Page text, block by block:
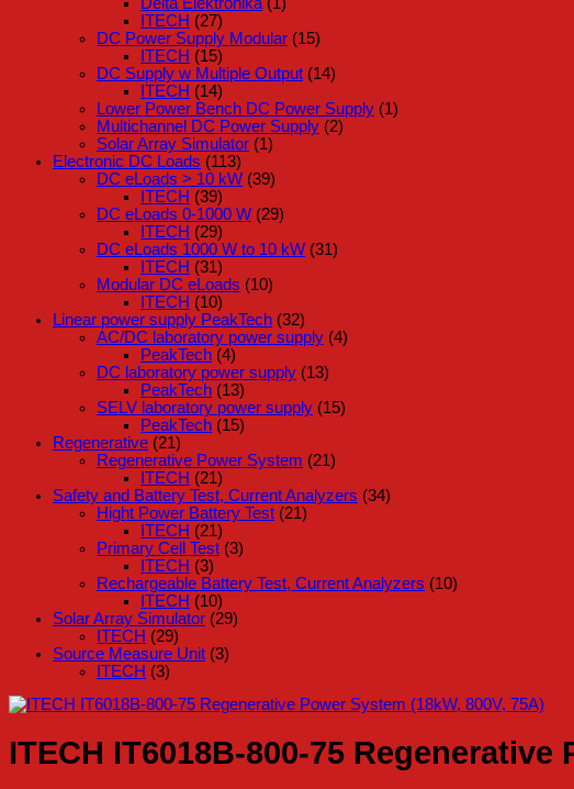
ITECH (27)
DC Power Supply Modular (15)
ITECH (15)
DC Supply w Multiple Output (14)
ITECH (14)
Lower Power Bench DC Power Supply (1)
Multichannel DC Power Supply (2)
Solar Array Simulator (1)
Electronic DC Loads (113)
DC eLoads > 10 kW (39)
ITECH (39)
DC eLoads 0-1000 W (29)
ITECH (29)
DC eLoads 1000 W to 10 kW (31)
ITECH (31)
Modular DC eLoads (10)
ITECH (10)
Linear power supply PeakTech (32)
AC/DC laboratory power supply (4)
PeakTech (4)
DC laboratory power supply (13)
PeakTech (13)
SELV laboratory power supply (15)
PeakTech (15)
Regenerative (21)
Regenerative Power System (21)
ITECH (21)
Safety and Battery Test, Current Analyzers (34)
Hight Power Battery Test (21)
ITECH (21)
Primary Cell Test (3)
ITECH (3)
Rechargeable Battery Test, Current Analyzers (10)
ITECH (10)
Solar Array Simulator (29)
ITECH (29)
Source Measure Unit (3)
ITECH (3)
ITECH IT6018B-800-75 Regenerative